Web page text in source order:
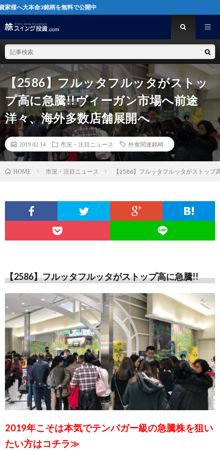
3銘柄を無料で公開中
【2586】フルッタフルッタがストッ
プ高に急騰!!ヴィーガン市場へ前途
洋々、海外多数店舗展開へ
2019.02.14 市況・注目ニュース 外食関連銘柄
HOME 市況・注目ニュース 【2586】フルッタフルッタがストッ
【2586】フルッタフルッタがストップ高に急騰!!
2019年こそは本気でテンバガー級の急騰株を狙い
たい方はコチラ≫